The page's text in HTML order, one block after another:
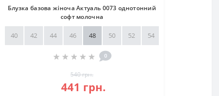
Блузка базова жіноча Актуаль 0073 однотонний
софт молочна
40 42 44 46 48 50 52 54
0
540 грн.
441 грн.